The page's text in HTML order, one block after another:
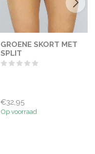
GROENE SKORT MET
SPLIT
€32,95
Op voorraad